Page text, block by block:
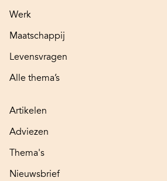
Werk
Maatschappij
Levensvragen
Alle thema’s
Artikelen
Adviezen
Thema's
Nieuwsbrief